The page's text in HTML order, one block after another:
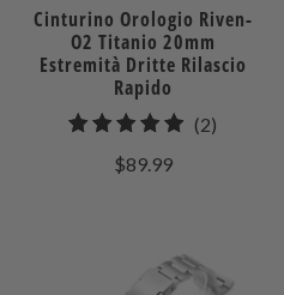
Cinturino Orologio Riven-
O2 Titanio 20mm
Estremità Dritte Rilascio
Rapido
(2)
$89.99